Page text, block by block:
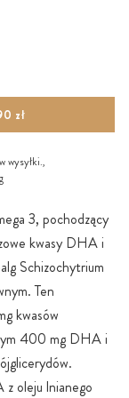
3, pochodzący
kwasy DHA i
Schizochytrium
Ten
kwasów
400 mg DHA i
oleju lnianego
zł
wysyłki.,